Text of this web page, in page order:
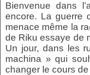
Bienvenue dans
encore. La guerre
menace même la
de Riku essaye de
Un jour, dans les
machina » qui
changer le cours de